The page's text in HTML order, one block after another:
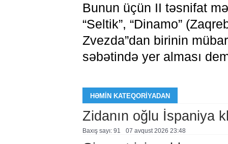
Bunun üçün II təsnifat
“Seltik”, “Dinamo”
Zvezda”dan birinin
səbətində yer alması
HƏMIN KATEQORIYADAN
Zidanın oğlu İspaniya
Baxış sayı: 91 07 avqust 2026 23:48